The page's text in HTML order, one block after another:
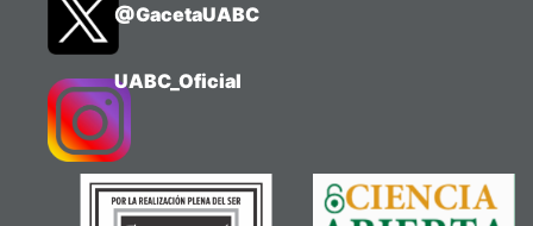
@GacetaUABC
UABC_Oficial